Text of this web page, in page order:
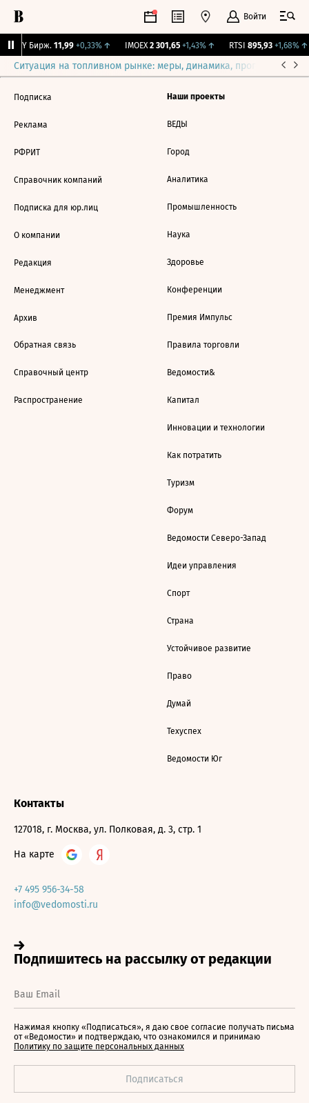
Войти
CNY Бирж. 11,99 +0,33%↑ IMOEX 2 301,65 +1,43%↑ RTSI 895,93 +1,68%↑
Ситуация на топливном рынке: меры, динамика, прогнозы
Подписка
Реклама
РФРИТ
Справочник компаний
Подписка для юр.лиц
О компании
Редакция
Менеджмент
Архив
Обратная связь
Справочный центр
Распространение
Наши проекты
ВЕДЫ
Город
Аналитика
Промышленность
Наука
Здоровье
Конференции
Премия Импульс
Правила торговли
Ведомости&
Капитал
Инновации и технологии
Как потратить
Туризм
Форум
Ведомости Северо-Запад
Идеи управления
Спорт
Страна
Устойчивое развитие
Право
Думай
Техуспех
Ведомости Юг
Контакты
127018, г. Москва, ул. Полковая, д. 3, стр. 1
На карте
+7 495 956-34-58
info@vedomosti.ru
Нажимая кнопку «Подписаться», я даю свое согласие получать письма
от «Ведомости» и подтверждаю, что ознакомился и принимаю
Политику по защите персональных данных